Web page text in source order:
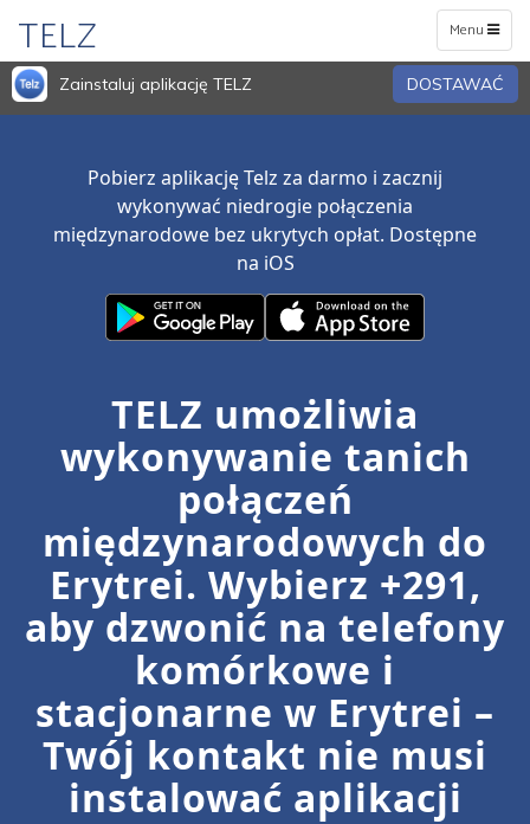
Toggle
navigation
Menu
TELZ
Zainstaluj aplikację TELZ DOSTAWAĆ
Pobierz aplikację Telz za darmo i zacznij
wykonywać niedrogie połączenia
międzynarodowe bez ukrytych opłat. Dostępne
na iOS
TELZ umożliwia
wykonywanie tanich
połączeń
międzynarodowych do
Erytrei. Wybierz +291,
aby dzwonić na telefony
komórkowe i
stacjonarne w Erytrei –
Twój kontakt nie musi
instalować aplikacji